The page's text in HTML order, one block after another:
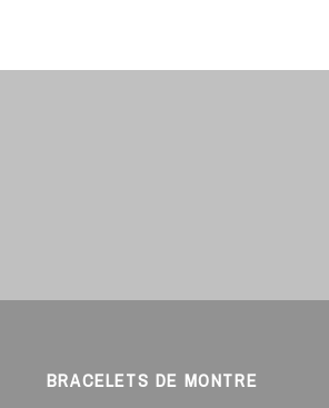
BRACELETS DE MONTRE